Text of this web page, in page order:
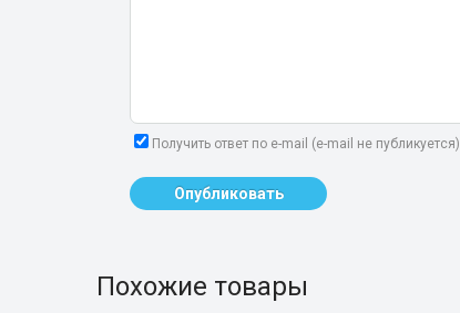
Получить ответ по e-mail (e-mail не
Опубликовать
Похожие товары